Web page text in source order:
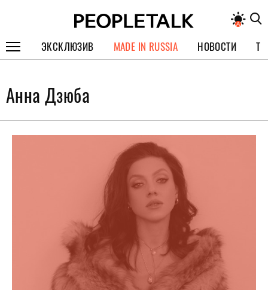
ЭКСКЛЮЗИВ
СПЕЦПРОЕКТЫ
ИНТЕРВЬЮ
MADE IN RUSSIA НОВОСТИ
Анна Дзюба